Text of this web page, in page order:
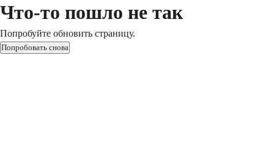
Что-то пошло не так
Попробуйте обновить страницу.
Попробовать снова